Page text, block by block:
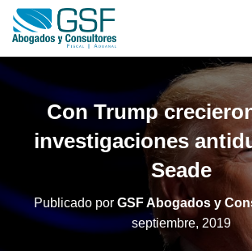
Con Trump
investigaciones
Seade
Publicado por GSF Abogados y
septiembre, 2019